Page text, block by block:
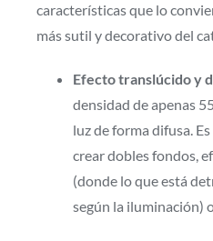
características que lo
más sutil y decorativo del
Efecto translúcido y
densidad de apenas
luz de forma difusa.
crear dobles fondos,
(donde lo que está
según la iluminación)